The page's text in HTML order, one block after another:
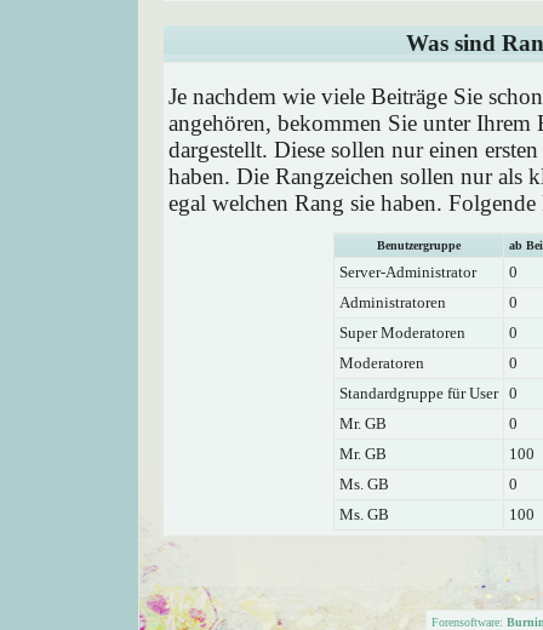
Was sind
Je nachdem wie viele Beiträge Sie
angehören, bekommen Sie unter Ihrem
dargestellt. Diese sollen nur einen
haben. Die Rangzeichen sollen nur als
egal welchen Rang sie haben.
Benutzergruppe ab
Server-Administrator
0
Administratoren
0
Super Moderatoren
0
Moderatoren
0
Standardgruppe für User 0
Mr. GB
0
Mr. GB
100
Ms. GB
0
Ms. GB
100
Forensoftware: